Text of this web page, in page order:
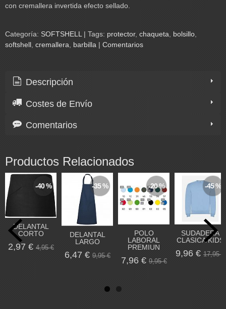
con cremallera invertida efecto sellado.
Categoría: SOFTSHELL | Tags: protector chaqueta
bolsillo
softshell cremallera barbilla | Comentarios
Descripción
Costes de Envío
Comentarios
Productos Relacionados
-40 %
DELANTAL
CORTO
2,97 € 4,95 €
-35 %
DELANTAL
LARGO
6,47 € 9,95 €
-20 %
POLO
LABORAL
PREMIUN
7,96 € 9,95 €
-45 %
SUDADERA
CLASICA KIDS
9,96 € 17,95 €